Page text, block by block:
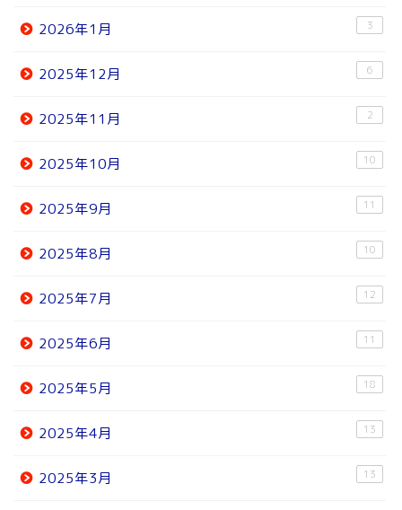
2026年1月 3
2025年12月 6
2025年11月 2
2025年10月 10
2025年9月 11
2025年8月 10
2025年7月 12
2025年6月 11
2025年5月 18
2025年4月 13
2025年3月 13